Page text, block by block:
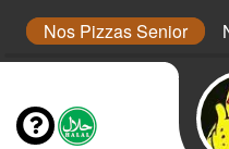
Nos Pizzas Senior